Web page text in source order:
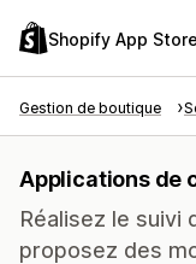
Shopify App Store
Gestion de boutique
Applications de
Réalisez le suivi
proposez des